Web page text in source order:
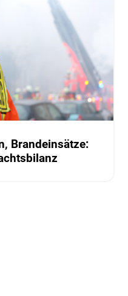
Brandeinsätze: